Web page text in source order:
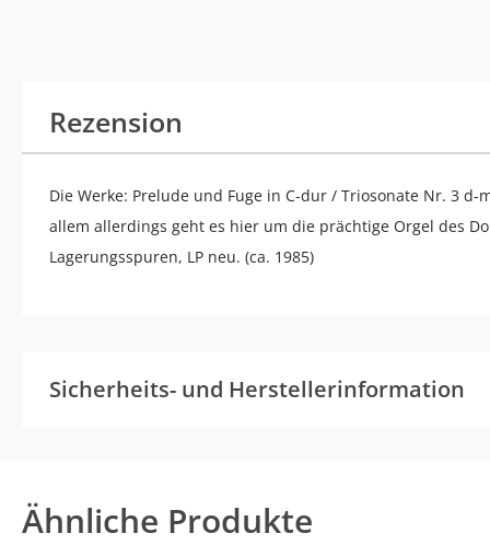
Rezension
Die Werke: Prelude und Fuge in C-dur / Triosonate Nr. 3
allem allerdings geht es hier um die prächtige Orgel des
Lagerungsspuren, LP neu. (ca. 1985)
Sicherheits- und Herstellerinformation
Ähnliche Produkte